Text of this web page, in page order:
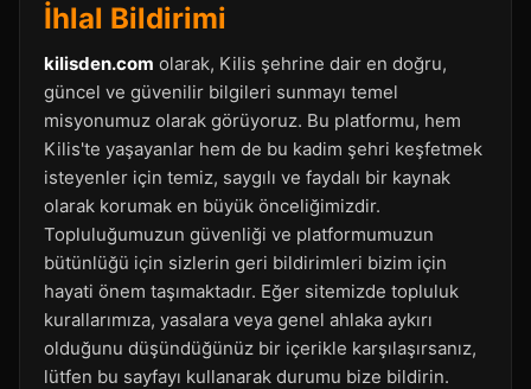
İhlal Bildirimi
kilisden.com olarak, Kilis şehrine dair en doğru,
güncel ve güvenilir bilgileri sunmayı temel
misyonumuz olarak görüyoruz. Bu platformu, hem
Kilis'te yaşayanlar hem de bu kadim şehri keşfetmek
isteyenler için temiz, saygılı ve faydalı bir kaynak
olarak korumak en büyük önceliğimizdir.
Topluluğumuzun güvenliği ve platformumuzun
bütünlüğü için sizlerin geri bildirimleri bizim için
hayati önem taşımaktadır. Eğer sitemizde topluluk
kurallarımıza, yasalara veya genel ahlaka aykırı
olduğunu düşündüğünüz bir içerikle karşılaşırsanız,
lütfen bu sayfayı kullanarak durumu bize bildirin.